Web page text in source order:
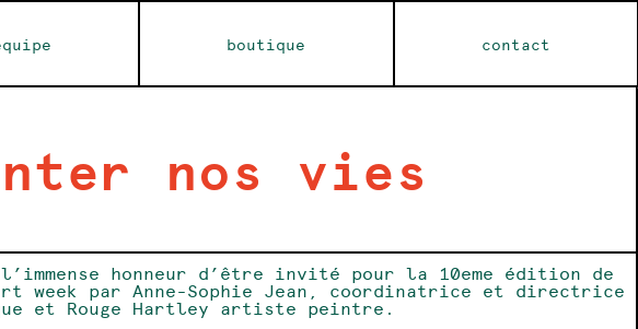
boutique contact
nos vies
honneur d’être invité pour la 10eme édition de
week par Anne-Sophie Jean, coordinatrice et directrice
et Rouge Hartley artiste peintre.